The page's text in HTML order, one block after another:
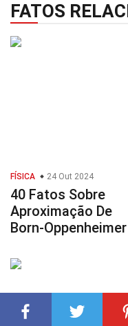
FATOS
FÍSICA 24 Out 2024
40 Fatos Sobre
Aproximação De
Born-Oppenheimer